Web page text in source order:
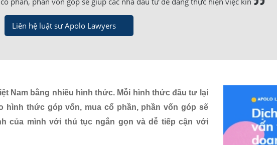
Liên hệ luật sư Apolo Lawyers
Nam bằng nhiều hình thức. Mỗi hình thức đầu tư lại
thức góp vốn, mua cổ phần, phần vốn góp sẽ
của mình với thủ tục ngắn gọn và dễ tiếp cận với